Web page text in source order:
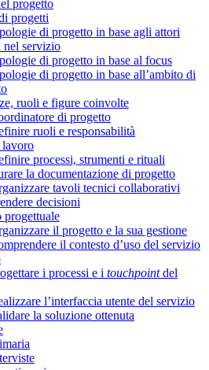
progetto
progetti
di progetto in base agli attori
servizio
di progetto in base al focus
di progetto in base all’ambito di
ruoli e figure coinvolte
di progetto
ruoli e responsabilità
processi, strumenti e rituali
la documentazione di progetto
tavoli tecnici collaborativi
decisioni
progettuale
il progetto e la sua gestione
il contesto d’uso del servizio
i processi e i touchpointdel
l’interfaccia utente del servizio
la soluzione ottenuta